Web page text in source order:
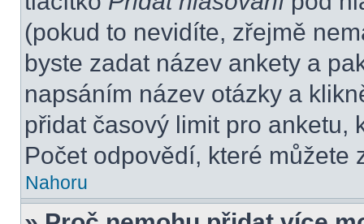
(pokud to nevidíte, zřejmě
byste zadat název ankety a
napsáním název otázky a
přidat časový limit pro anketu,
Počet odpovědí, které můžete
Nahoru